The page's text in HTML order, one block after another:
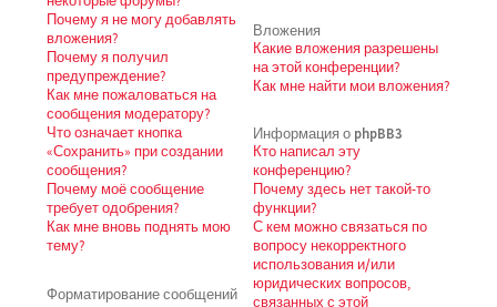
Почему я не могу добавлять
вложения?
Почему я получил
предупреждение?
Как мне пожаловаться на
сообщения модератору?
Что означает кнопка
«Сохранить» при создании
сообщения?
Почему моё сообщение
требует одобрения?
Как мне вновь поднять мою
тему?
Форматирование сообщений
Вложения
Какие вложения разрешены
на этой конференции?
Как мне найти мои вложения?
Информация о phpBB3
Кто написал эту
конференцию?
Почему здесь нет такой-то
функции?
С кем можно связаться по
вопросу некорректного
использования и/или
юридических вопросов,
связанных с этой